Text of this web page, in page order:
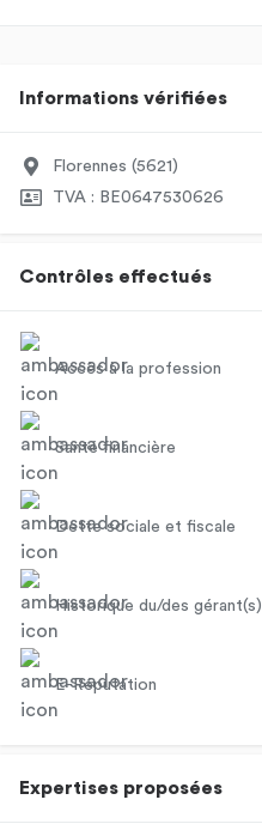
Informations vérifiées
Florennes (5621)
TVA : BE0647530626
Contrôles effectués
Accès à la profession
Santé financière
Dette sociale et fiscale
Historique du/des gérant(s)
E-Réputation
Expertises proposées